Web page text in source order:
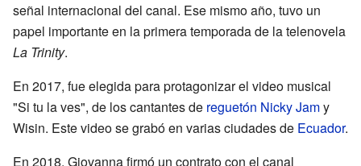
señal internacional del canal. Ese mismo año, tuvo un
papel importante en la primera temporada de la telenovela
La Trinity.
En 2017, fue elegida para protagonizar el video musical
"Si tu la ves", de los cantantes de reguetón Nicky Jamy
Wisin. Este video se grabó en varias ciudades de Ecuador.
En 2018, Giovanna firmó un contrato con el canal